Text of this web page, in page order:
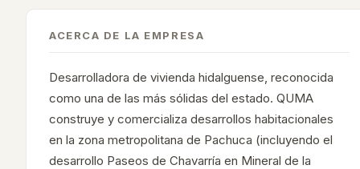
ACERCA DE LA EMPRESA
Desarrolladora de vivienda hidalguense, reconocida
como una de las más sólidas del estado. QUMA
construye y comercializa desarrollos habitacionales
en la zona metropolitana de Pachuca (incluyendo el
desarrollo Paseos de Chavarría en Mineral de la